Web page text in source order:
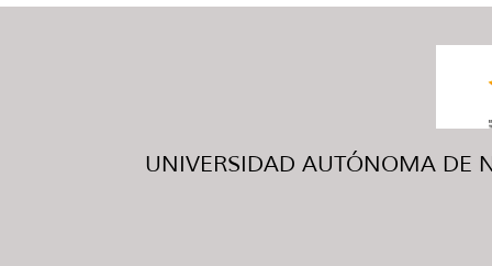
UNIVERSIDAD AUTÓNOMA DE